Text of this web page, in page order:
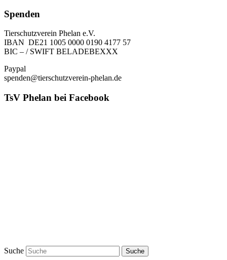
Spenden
Tierschutzverein Phelan e.V.
IBAN DE21 1005 0000 0190 4177 57
BIC – / SWIFT BELADEBEXXX
Paypal
spenden@tierschutzverein-phelan.de
TsV Phelan bei Facebook
Suche